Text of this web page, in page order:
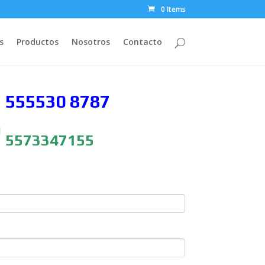
0 Items
Productos Nosotros Contacto
555530 8787
5573347155